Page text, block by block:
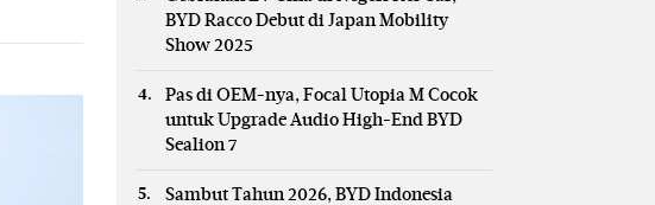
BYD Racco Debut di Japan Mobility
Show 2025
Pas di OEM-nya, Focal Utopia M Cocok
untuk Upgrade Audio High-End BYD
Sealion 7
Sambut Tahun 2026, BYD Indonesia